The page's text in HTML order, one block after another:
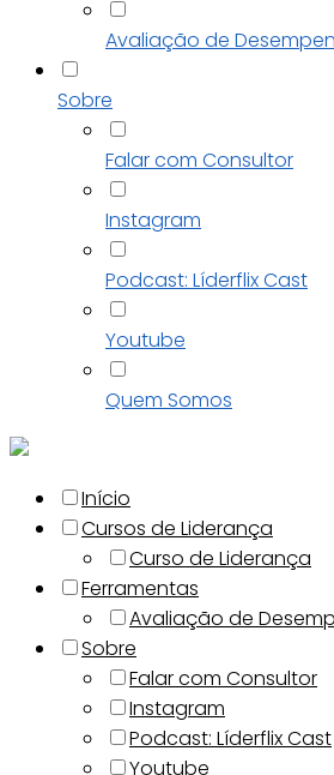
Avaliação de
Sobre
Falar com Consultor
Instagram
Podcast: Líderflix Cast
Youtube
Quem Somos
Início
Cursos de Liderança
Curso de Liderança
Ferramentas
Avaliação de
Sobre
Falar com Consultor
Instagram
Podcast: Líderflix Cast
Youtube